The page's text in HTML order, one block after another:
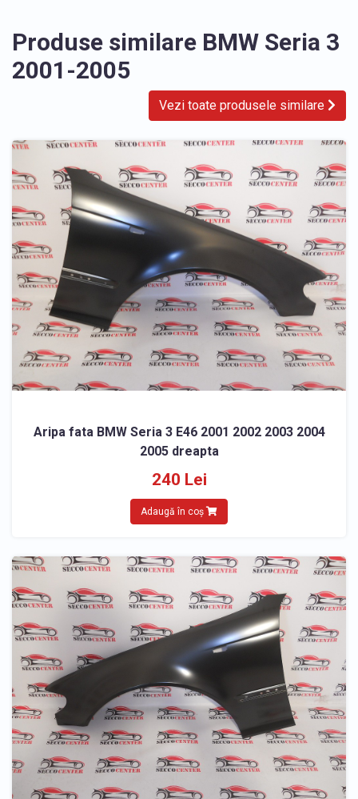
Produse similare BMW Seria 3
2001-2005
Vezi toate produsele similare
Aripa fata BMW Seria 3 E46 2001 2002 2003 2004
2005 dreapta
240 Lei
Adaugă în coș